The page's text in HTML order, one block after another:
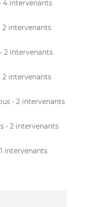
4 intervenants
2 intervenants
2 intervenants
2 intervenants
• 2 intervenants
• 2 intervenants
intervenants